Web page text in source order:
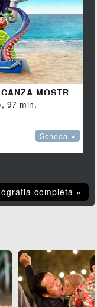
HOTEL TRANSYLVANIA 3 - UNA VACANZA MOSTRUOSA
97 min.
Scheda »
completa »